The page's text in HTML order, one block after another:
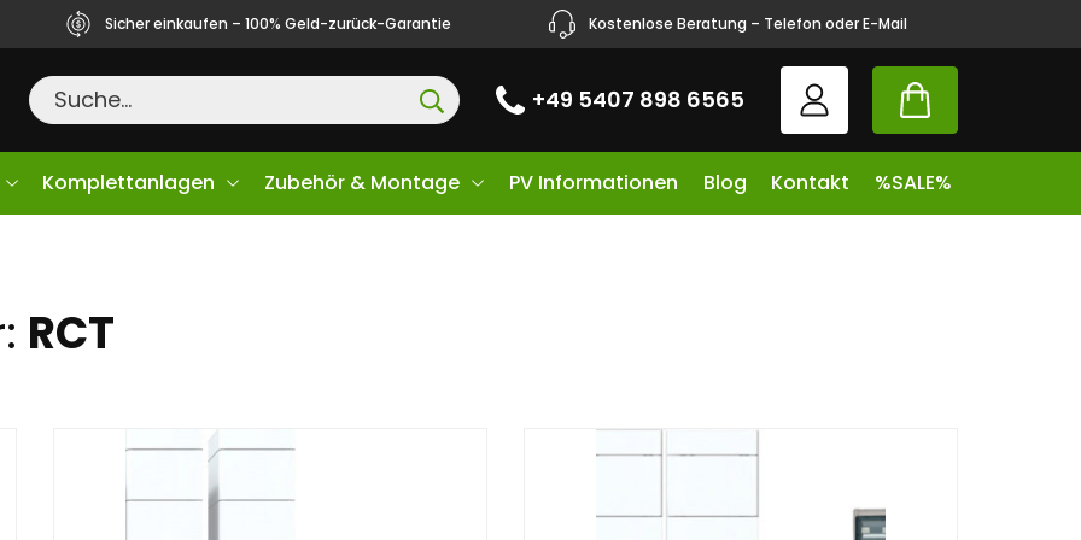
Sicher einkaufen – 100% Geld-zurück-Garantie Kostenlose Beratung – Telefon oder E-Mail
+49 5407 898 6565
Komplettanlagen Zubehör & Montage PV Informationen Blog Kontakt %SALE%
RCT